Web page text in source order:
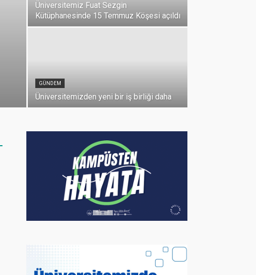
Üniversitemiz Fuat Sezgin
Kütüphanesinde 15 Temmuz Köşesi açıldı
GÜNDEM
Üniversitemizden yeni bir iş birliği daha